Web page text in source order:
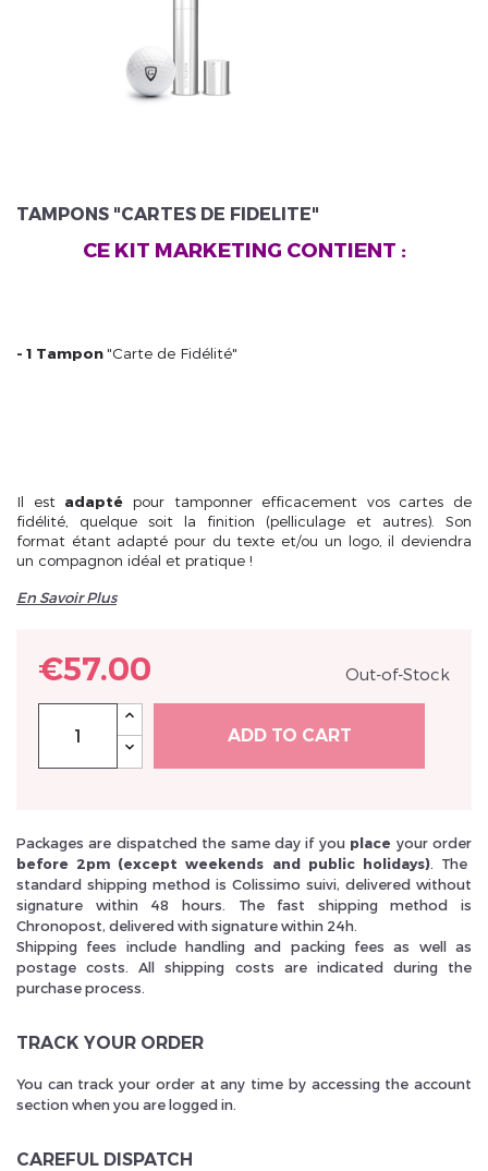
TAMPONS "CARTES DE FIDELITE"
CE KIT MARKETING CONTIENT :
- 1 Tampon"Carte de Fidélité"
Il est adapté pour tamponner efficacement vos cartes de
fidélité, quelque soit la finition (pelliculage et autres). Son
format étant adapté pour du texte et/ou un logo, il deviendra
un compagnon idéal et pratique !
En Savoir Plus
€57.00 Out-of-Stock
ADD TO CART
Packages are dispatched the same day if youplace your order
before 2pm (except weekends and public holidays). The
standard shipping method is Colissimo suivi, delivered without
signature within 48 hours. The fast shipping method is
Chronopost, delivered with signature within 24h.
Shipping fees include handling and packing fees as well as
postage costs. All shipping costs are indicated during the
purchase process.
TRACK YOUR ORDER
You can track your order at any time by accessing the account
section when you are logged in.
CAREFUL DISPATCH